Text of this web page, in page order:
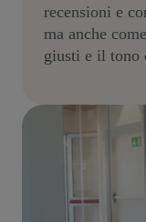
recensioni e
ma anche
giusti e il tono